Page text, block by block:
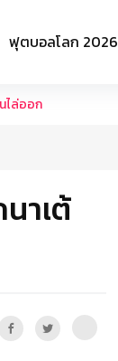
ฟุตบอลโลก 2026
ไล่ออก
าเต้